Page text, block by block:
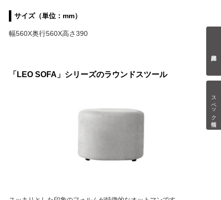
スペック情報
サイズ（単位：mm）
幅560X奥行560X高さ390
「LEO SOFA」シリーズのラウンドスツール